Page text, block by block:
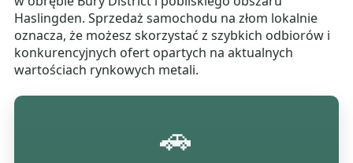
Haslingden. Sprzedaż samochodu na złom lokalnie
oznacza, że możesz skorzystać z szybkich odbiorów i
konkurencyjnych ofert opartych na aktualnych
wartościach rynkowych metali.
🚗